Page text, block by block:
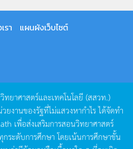
รา
แผนผังเว็บไซต์
ยาศาสตร์และเทคโนโลยี (สสวท.)
ยงานของรัฐที่ไม่แสวงหากำไรได้จัดทำ
เพื่อส่งเสริมการสอนวิทยาศาสตร์
ระดับการศึกษา โดยเน้นการศึกษาขั้น